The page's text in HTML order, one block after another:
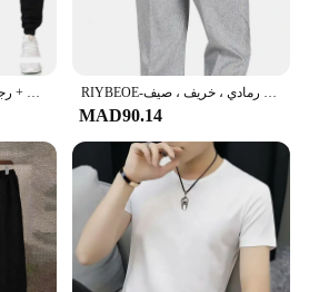
رجل سترة أزياء عارضة منفذها + Sweatpants 2 قطعة مجموعة بلون سليم الوقوف طوق معاطف رياضية حجم كبير S-4XL RIYBEOE-بنطلون رسمي سميك للرجال ، بنطلون مكتبي فضفاض ، بدلة عمل مطاطية ، مقاس كبير ، أسود ، أزرق ، رمادي ، خريف ، صيف
MAD90.14